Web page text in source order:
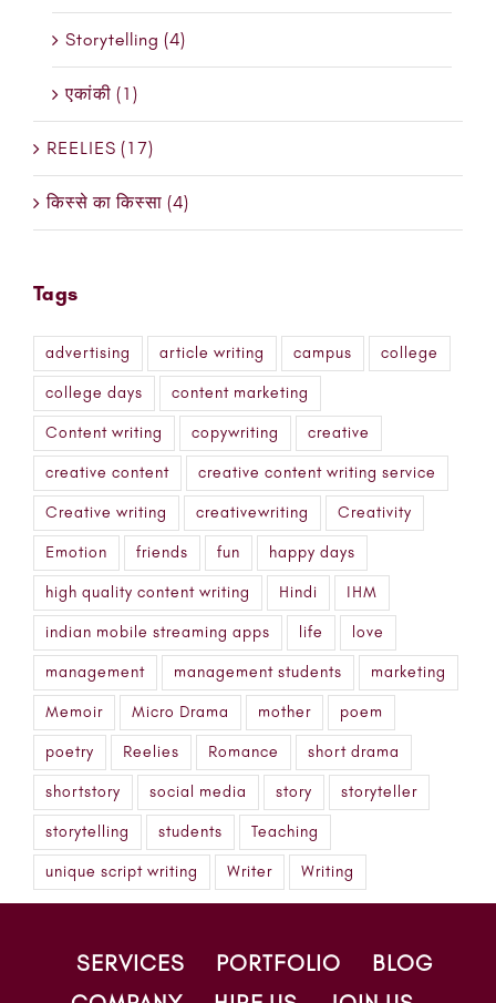
Storytelling (4)
एकांकी (1)
REELIES (17)
किस्से का किस्सा (4)
Tags
advertising article writing campus college
college days content marketing
Content writing copywriting creative
creative content creative content writing service
Creative writing creativewriting Creativity
Emotion friends fun happy days
high quality content writing Hindi IHM
indian mobile streaming apps life love
management management students marketing
Memoir Micro Drama mother poem
poetry Reelies Romance short drama
shortstory social media story storyteller
storytelling students Teaching
unique script writing Writer Writing
SERVICES PORTFOLIO
BLOG